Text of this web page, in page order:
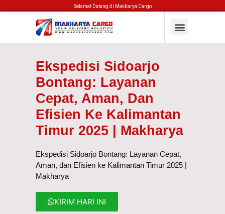
Selamat Datang di Makharya Cargo
Ekspedisi Sidoarjo
Bontang: Layanan
Cepat, Aman, Dan
Efisien Ke Kalimantan
Timur 2025 | Makharya
Ekspedisi Sidoarjo Bontang: Layanan Cepat,
Aman, dan Efisien ke Kalimantan Timur 2025 |
Makharya
KIRIM HARI INI